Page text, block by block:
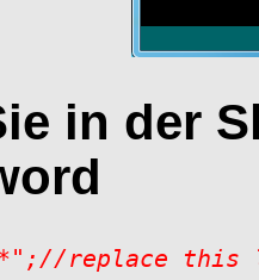
in der
replace this